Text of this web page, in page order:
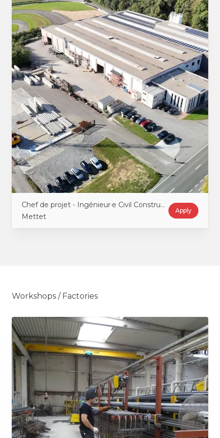
Chef de projet - Ingénieur·e Civil Construction
Mettet
Apply
Workshops / Factories